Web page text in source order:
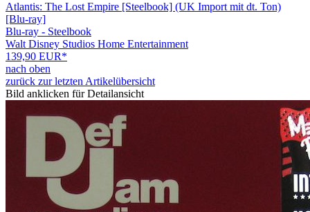
Atlantis: The Lost Empire [Steelbook] (UK Import mit dt. Ton)
[Blu-ray]
Blu-ray - Steelbook
Walt Disney Studios Home Entertainment
139,90 EUR*
nach oben
zurück zur letzten Artikelübersicht
Bild anklicken für Detailansicht